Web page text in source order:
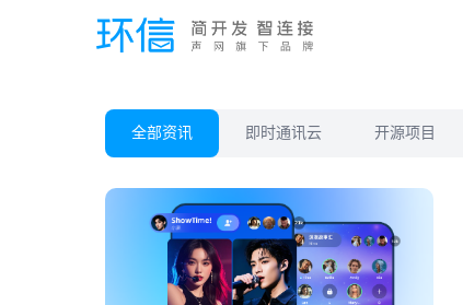
全部资讯 即时通讯云 开源项目